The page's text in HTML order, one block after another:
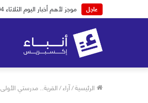
عاجل موجز لأهم أخبار اليوم الاثنين 03-08-2026
الرئيسية/آراء/القرية.. مدرستي الأولى